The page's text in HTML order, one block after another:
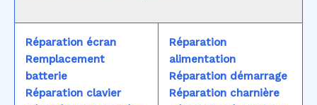
Réparation écran
Remplacement
batterie
Réparation clavier
Réparation
alimentation
Réparation démarrage
Réparation charnière